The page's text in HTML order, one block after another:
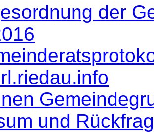
der
und